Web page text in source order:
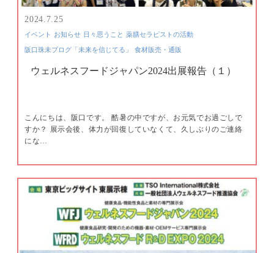
2024.7.25
イベント お知らせ 日々思うこと 薬膳セラピストの活動
阪口珠未ブログ「未来を信じてる」 食材販売・通販
ウェルネスフードジャパン2024出展報告（１）
こんにちは、阪口です。 酷暑の中ですが、お元気でお過ごしで
すか？ 展示会後、体力が回復していなくて、久しぶりのご連絡
にな…